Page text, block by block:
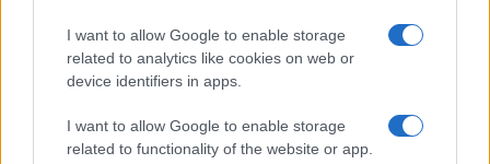
I want to allow Google to enable storage
related to analytics like cookies on web or
device identifiers in apps.
I want to allow Google to enable storage
related to functionality of the website or app.
Marta Ruiz · 8 Ago 2026